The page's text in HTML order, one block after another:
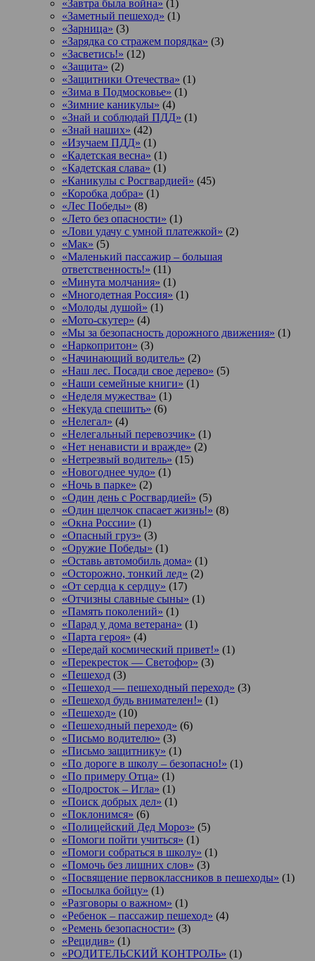
«Завтра была война» (1)
«Заметный пешеход» (1)
«Зарница» (3)
«Зарядка со стражем порядка» (3)
«Засветись!» (12)
«Защита» (2)
«Защитники Отечества» (1)
«Зима в Подмосковье» (1)
«Зимние каникулы» (4)
«Знай и соблюдай ПДД» (1)
«Знай наших» (42)
«Изучаем ПДД» (1)
«Кадетская весна» (1)
«Кадетская слава» (1)
«Каникулы с Росгвардией» (45)
«Коробка добра» (1)
«Лес Победы» (8)
«Лето без опасности» (1)
«Лови удачу с умной платежкой» (2)
«Мак» (5)
«Маленький пассажир – большая
ответственность!» (11)
«Минута молчания» (1)
«Многодетная Россия» (1)
«Молоды душой» (1)
«Мото-скутер» (4)
«Мы за безопасность дорожного движения» (1)
«Наркопритон» (3)
«Начинающий водитель» (2)
«Наш лес. Посади свое дерево» (5)
«Наши семейные книги» (1)
«Неделя мужества» (1)
«Некуда спешить» (6)
«Нелегал» (4)
«Нелегальный перевозчик» (1)
«Нет ненависти и вражде» (2)
«Нетрезвый водитель» (15)
«Новогоднее чудо» (1)
«Ночь в парке» (2)
«Один день с Росгвардией» (5)
«Один щелчок спасает жизнь!» (8)
«Окна России» (1)
«Опасный груз» (3)
«Оружие Победы» (1)
«Оставь автомобиль дома» (1)
«Осторожно, тонкий лед» (2)
«От сердца к сердцу» (17)
«Отчизны славные сыны» (1)
«Память поколений» (1)
«Парад у дома ветерана» (1)
«Парта героя» (4)
«Передай космический привет!» (1)
«Перекресток — Светофор» (3)
«Пешеход (3)
«Пешеход — пешеходный переход» (3)
«Пешеход будь внимателен!» (1)
«Пешеход» (10)
«Пешеходный переход» (6)
«Письмо водителю» (3)
«Письмо защитнику» (1)
«По дороге в школу – безопасно!» (1)
«По примеру Отца» (1)
«Подросток ‒ Игла» (1)
«Поиск добрых дел» (1)
«Поклонимся» (6)
«Полицейский Дед Мороз» (5)
«Помоги пойти учиться» (1)
«Помоги собраться в школу» (1)
«Помочь без лишних слов» (3)
«Посвящение первоклассников в пешеходы» (1)
«Посылка бойцу» (1)
«Разговоры о важном» (1)
«Ребенок – пассажир пешеход» (4)
«Ремень безопасности» (3)
«Рецидив» (1)
«РОДИТЕЛЬСКИЙ КОНТРОЛЬ» (1)